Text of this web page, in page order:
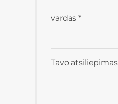
Tavo atsiliepimas
vardas *